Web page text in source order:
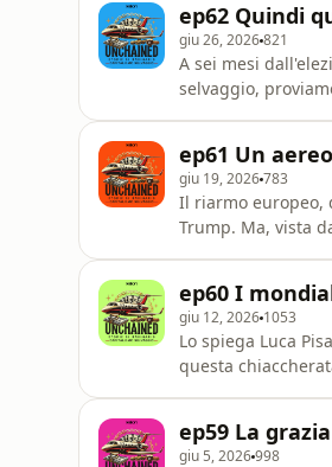
community d
ep62 Quindi
giu 26, 2026821
A sei mesi
selvaggio,
Brescia Atti
ep61 Un
giu 19, 2026783
Il riarmo europeo,
Trump. Ma, vista
ep60 I
giu 12, 2026 1053
Lo spiega Luca
questa
ep59 La
giu 5, 2026998